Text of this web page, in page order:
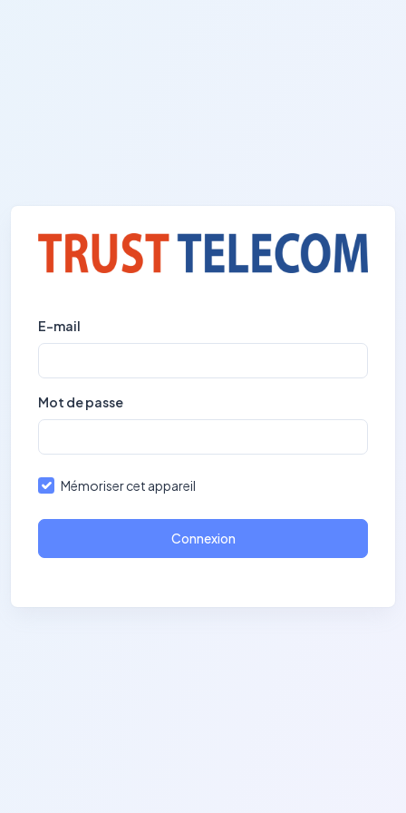
E-mail
Mot de passe
Mémoriser cet appareil
Connexion